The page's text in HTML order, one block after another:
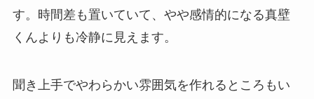
す。時間差も置いていて、やや感情的になる真壁
くんよりも冷静に見えます。
聞き上手でやわらかい雰囲気を作れるところもい